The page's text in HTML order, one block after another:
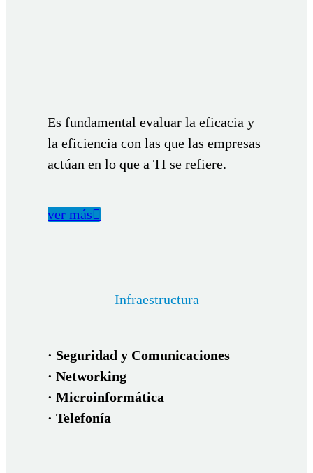
Es fundamental evaluar la eficacia y
la eficiencia con las que las empresas
actúan en lo que a TI se refiere.
ver más
Infraestructura
· Seguridad y Comunicaciones
· Networking
· Microinformática
· Telefonía